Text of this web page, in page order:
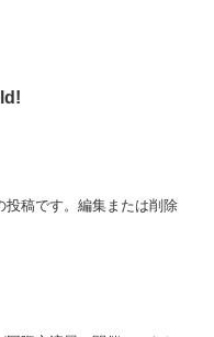
投稿です。編集または削除